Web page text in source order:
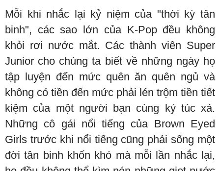
Mỗi khi nhắc lại kỷ niệm của "thời kỳ tân
binh", các sao lớn của K-Pop đều không
khỏi rơi nước mắt. Các thành viên Super
Junior cho chúng ta biết về những ngày họ
tập luyện đến mức quên ăn quên ngủ và
không có tiền đến mức phải lén trộm tiền tiết
kiệm của một người bạn cùng ký túc xá.
Những cô gái nổi tiếng của Brown Eyed
Girls trước khi nổi tiếng cũng phải sống một
đời tân binh khốn khó mà mỗi lần nhắc lại,